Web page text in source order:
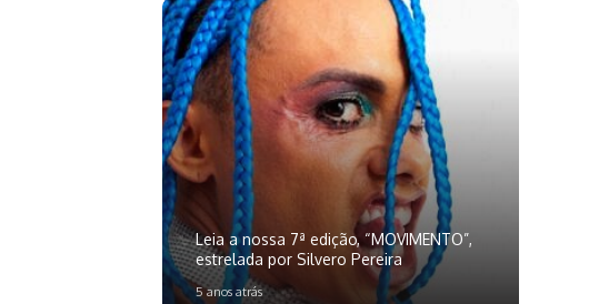
Leia a nossa 7ª edição, “MOVIMENTO”,
estrelada por Silvero Pereira
5 anos atrás